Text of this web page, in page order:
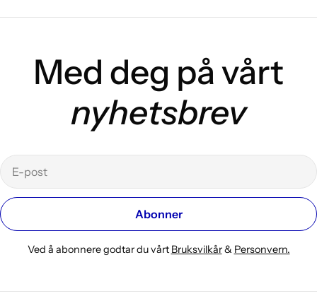
Med deg på vårt
nyhetsbrev
E-
post
Abonner
Ved å abonnere godtar du vårt Bruksvilkår& Personvern.